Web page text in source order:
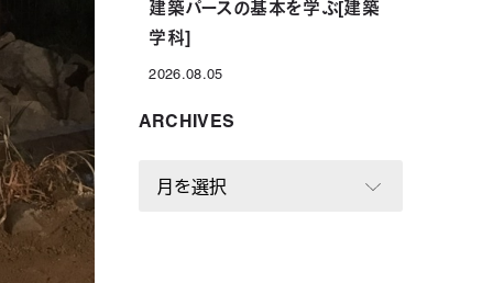
建築パースの基本を学ぶ[建築
学科]
2026.08.05
ARCHIVES